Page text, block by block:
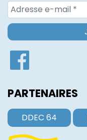
PARTENAIRES
DDEC 64